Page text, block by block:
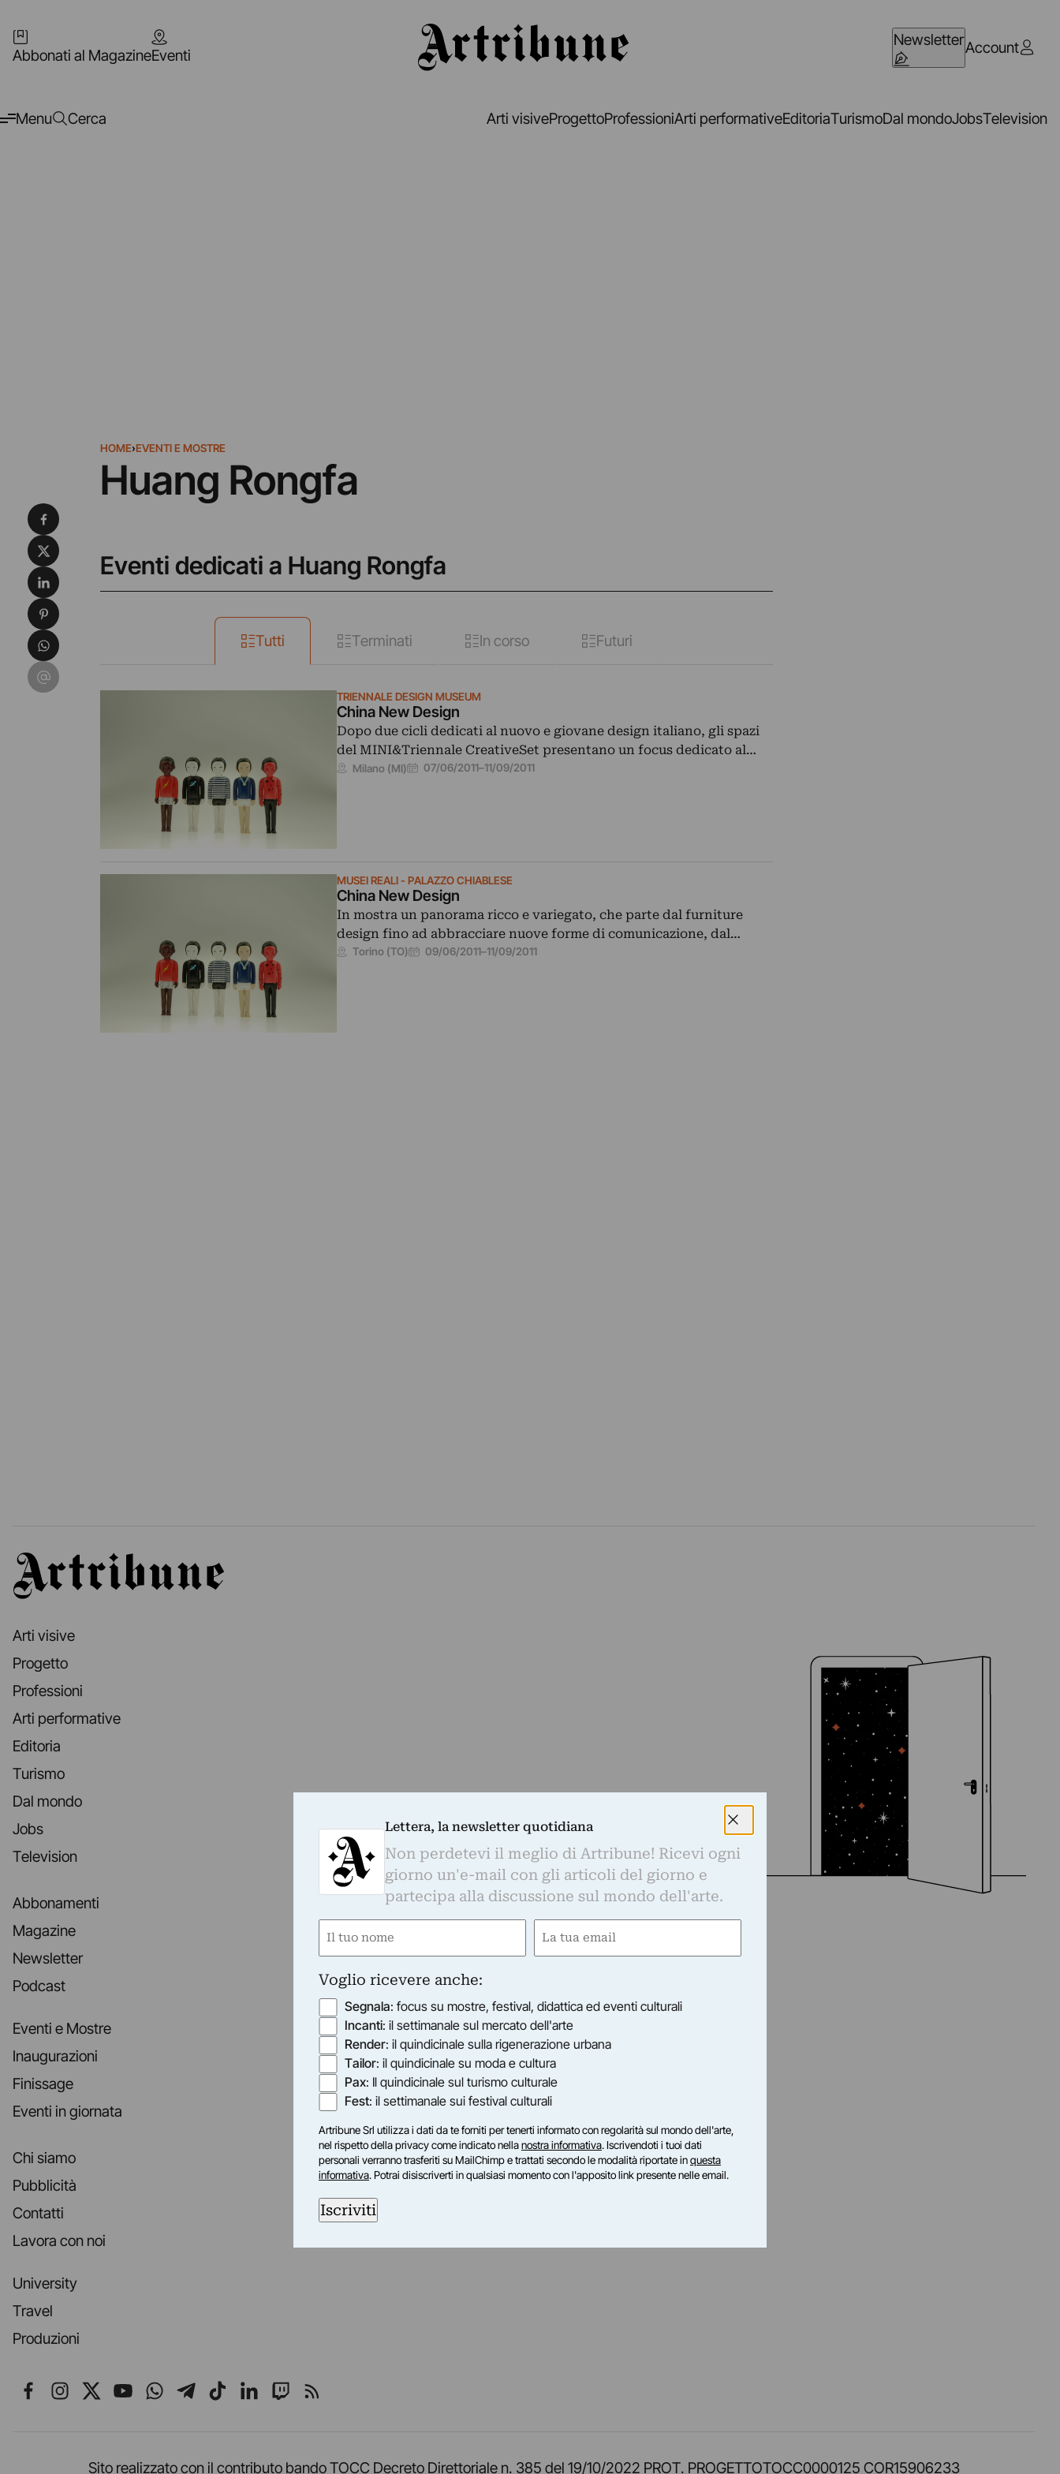
Abbonati al MagazineEventi
NewsletterAccount
Menu Cerca Arti visiveProgettoProfessioniArti performativeEditoriaTurismoDal mondoJobsTelevision
HOME›EVENTI E MOSTRE
Huang Rongfa
Eventi dedicati a Huang Rongfa
Tutti Terminati In corso Futuri
TRIENNALE DESIGN MUSEUM
China New Design
Dopo due cicli dedicati al nuovo e giovane design italiano, gli spazi
del MINI&Triennale CreativeSet presentano un focus dedicato al…
Milano (MI) 07/06/2011–11/09/2011
MUSEI REALI - PALAZZO CHIABLESE
China New Design
In mostra un panorama ricco e variegato, che parte dal furniture
design fino ad abbracciare nuove forme di comunicazione, dal…
Torino (TO) 09/06/2011–11/09/2011
Condividi su Facebook
Condividi su X
Condividi su LinkedIn
Condividi su Pinterest
Condividi su WhatsApp
Condividi su Email
Artribune
Arti visive
Progetto
Professioni
Arti performative
Editoria
Turismo
Dal mondo
Jobs
Television
Abbonamenti
Magazine
Newsletter
Podcast
Eventi e Mostre
Inaugurazioni
Finissage
Eventi in giornata
Chi siamo
Pubblicità
Contatti
Lavora con noi
University
Travel
Produzioni
Seguici su Facebook
Seguici su Instagram
Seguici su X
Seguici su YouTube
Seguici su WhatsApp
Seguici su Telegram
Seguici su TikTok
Seguici su LinkedIn
Seguici su Twitch
Seguici su Rss
Sito realizzato con il contributo bando TOCC Decreto Direttoriale n. 385 del 19/10/2022 PROT. PROGETTOTOCC0000125 COR15906233
Lettera, la newsletter quotidiana
Non perdetevi il meglio di Artribune! Ricevi ogni
giorno un'e-mail con gli articoli del giorno e
partecipa alla discussione sul mondo dell'arte.
Nome
Email
Voglio ricevere anche:
Segnala: focus su mostre, festival, didattica ed eventi culturali
Incanti: il settimanale sul mercato dell'arte
Render: il quindicinale sulla rigenerazione urbana
Tailor: il quindicinale su moda e cultura
Pax: Il quindicinale sul turismo culturale
Fest: il settimanale sui festival culturali
Artribune Srl utilizza i dati da te forniti per tenerti informato con regolarità sul mondo dell'arte,
nel rispetto della privacy come indicato nellanostra informativa. Iscrivendoti i tuoi dati
personali verranno trasferiti su MailChimp e trattati secondo le modalità riportate inquesta
informativa. Potrai disiscriverti in qualsiasi momento con l'apposito link presente nelle email.
Iscriviti